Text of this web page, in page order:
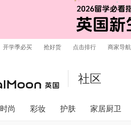
开学季必买 抢好货 点击排行 商家导航
社区
时尚 彩妆 护肤 家居厨卫